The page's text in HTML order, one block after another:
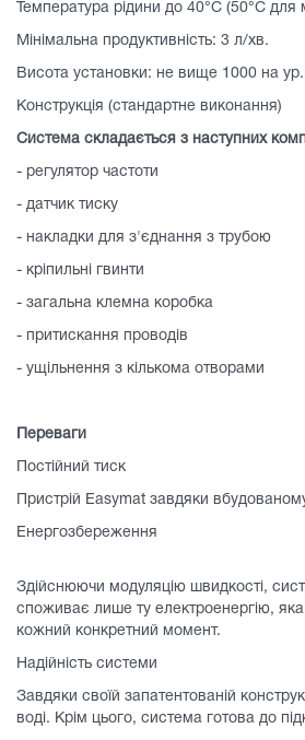
Температура рідини до 40°C (50°C
Мінімальна продуктивність: 3 л/хв.
Висота установки: не вище 1000 на
Конструкція (стандартне виконання)
Система складається з наступних
- регулятор частоти
- датчик тиску
- накладки для з'єднання з трубою
- кріпильні гвинти
- загальна клемна коробка
- притискання проводів
- ущільнення з кількома отворами
Переваги
Постійний тиск
Пристрій Easymat завдяки
Енергозбереження
Здійснюючи модуляцію швидкості,
споживає лише ту електроенергію,
кожний конкретний момент.
Надійність системи
Завдяки своїй запатентованій
воді. Крім цього, система готова до